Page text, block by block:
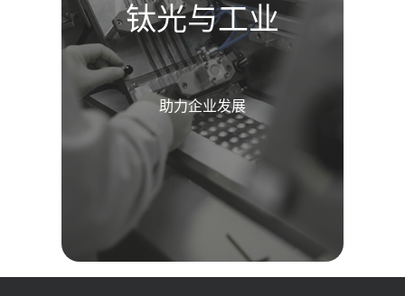
钛光与工业
助力企业发展